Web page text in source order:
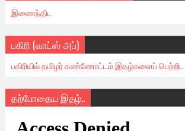
இணைந்திட
பகிரி (வாட்ஸ் அப்)
பகிரியில் தமிழர் கண்ணோட்டம் இதழ்களைப் பெற்றிட
தற்போதைய இதழ்..